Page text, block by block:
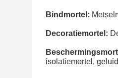
Bindmortel:
Decoratiemortel:
isolatiemortel,